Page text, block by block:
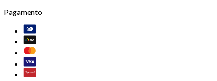
Pagamento